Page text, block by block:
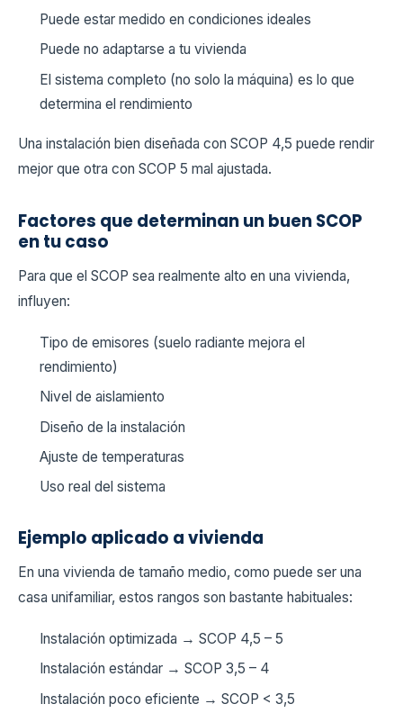
Puede estar medido en condiciones ideales
Puede no adaptarse a tu vivienda
El sistema completo (no solo la máquina) es lo que
determina el rendimiento
Una instalación bien diseñada con SCOP 4,5 puede rendir
mejor que otra con SCOP 5 mal ajustada.
Factores que determinan un buen SCOP
en tu caso
Para que el SCOP sea realmente alto en una vivienda,
influyen:
Tipo de emisores (suelo radiante mejora el
rendimiento)
Nivel de aislamiento
Diseño de la instalación
Ajuste de temperaturas
Uso real del sistema
Ejemplo aplicado a vivienda
En una vivienda de tamaño medio, como puede ser una
casa unifamiliar, estos rangos son bastante habituales:
Instalación optimizada → SCOP 4,5 – 5
Instalación estándar → SCOP 3,5 – 4
Instalación poco eficiente → SCOP < 3,5